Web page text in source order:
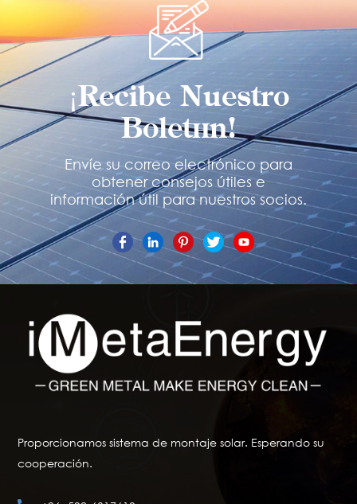
¡Recibe Nuestro
Boletín!
Envíe su correo electrónico para
obtener consejos útiles e
información útil para nuestros socios.
Proporcionamos sistema de montaje solar. Esperando su
cooperación.